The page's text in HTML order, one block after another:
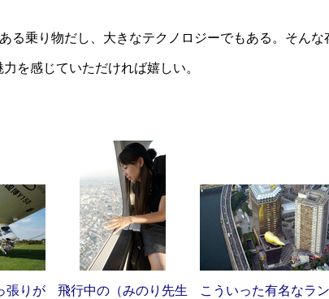
乗り物だし、大きなテクノロジーでもある。そんな
を感じていただければ嬉しい。
張りが
飛行中の（みのり先生
こういった有名なラン